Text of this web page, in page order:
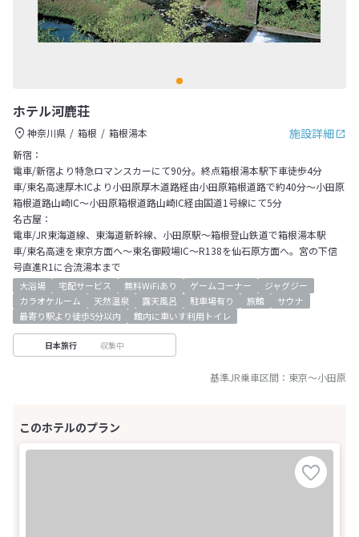
ホテル河鹿荘
施設詳細
神奈川県 箱根
箱根湯本
新宿：
電車/新宿より特急ロマンスカーにて90分。終点箱根湯本駅下車徒歩4分
車/東名高速厚木ICより小田原厚木道路経由小田原箱根道路で約40分～小田原
箱根道路山崎IC～小田原箱根道路山崎IC経由国道1号線にて5分
名古屋：
電車/JR東海道線、東海道新幹線、小田原駅～箱根登山鉄道で箱根湯本駅
車/東名高速を東京方面へ～東名御殿場IC～R138を仙石原方面へ。宮の下信
号直進R1に合流湯本まで
大浴場 宅配サービス 無料WiFiあり ゲームコーナー
ジャグジー
カラオケルーム
天然温泉 露天風呂 駐車場有り 旅館
サウナ
最寄り駅より徒歩5分以内
館内に車いす利用トイレ
日本旅行 収集中
基準JR乗車区間： 東京～小田原